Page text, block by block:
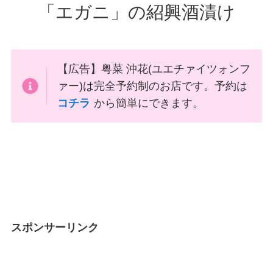
「エガニ」の紹興酒漬け
【広告】粤菜 沖花(ユエチァイツォンフ
ァー)は完全予約制のお店です。予約は
コチラ から簡単にできます。
スポンサーリンク